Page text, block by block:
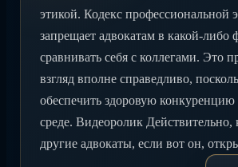
этикой. Кодекс профессиональной
запрещает адвокатам в какой-либо
сравнивать себя с коллегами. Это
взгляд вполне справедливо,
обеспечить здоровую конкуренцию
среде. Видеоролик
другие адвокаты, если вот он,